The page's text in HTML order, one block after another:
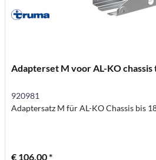
Adapterset M voor AL-KO chassis
920981
Adaptersatz M für AL-KO Chassis bis
€ 106,00 *